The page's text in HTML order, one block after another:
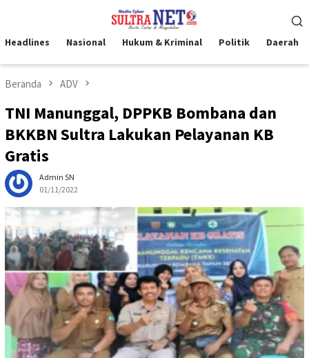
kontenMobile
Headlines Nasional Hukum & Kriminal Politik Daerah
Beranda ADV
TNI Manunggal, DPPKB Bombana dan
BKKBN Sultra Lakukan Pelayanan KB
Gratis
Admin SN
01/11/2022